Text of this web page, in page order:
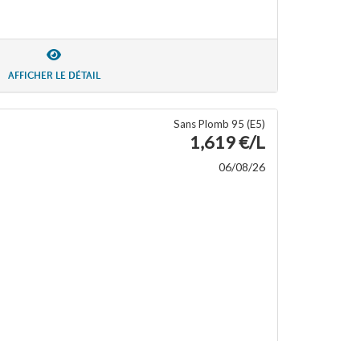
AFFICHER LE DÉTAIL
Sans Plomb 95 (E5)
1,619 €/L
06/08/26